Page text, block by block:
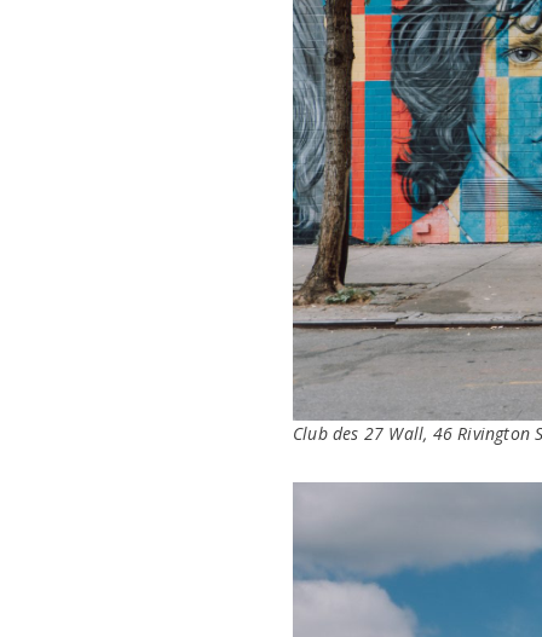
Club des 27 Wall, 46 Rivington